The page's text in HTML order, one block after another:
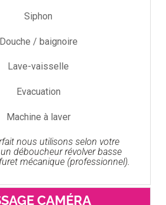
Siphon
Douche / baignoire
Lave-vaisselle
Evacuation
Machine à laver
nous utilisons selon votre
déboucheur révolver basse
mécanique (professionnel).
CAMÉRA